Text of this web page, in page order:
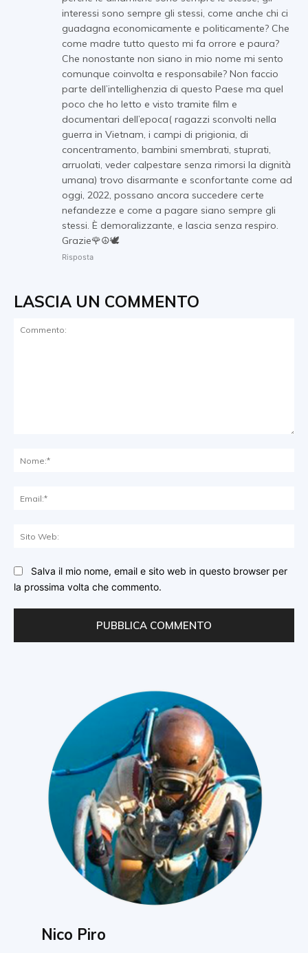
interessi sono sempre gli stessi, come anche chi ci
guadagna economicamente e politicamente? Che
come madre tutto questo mi fa orrore e paura?
Che nonostante non siano in mio nome mi sento
comunque coinvolta e responsabile? Non faccio
parte dell’intellighenzia di questo Paese ma quel
poco che ho letto e visto tramite film e
documentari dell’epoca( ragazzi sconvolti nella
guerra in Vietnam, i campi di prigionia, di
concentramento, bambini smembrati, stuprati,
arruolati, veder calpestare senza rimorsi la dignità
umana) trovo disarmante e sconfortante come ad
oggi, 2022, possano ancora succedere certe
nefandezze e come a pagare siano sempre gli
stessi. È demoralizzante, e lascia senza respiro.
Grazie🌹☮️🕊️
Risposta
LASCIA UN COMMENTO
Salva il mio nome, email e sito web in questo browser per
la prossima volta che commento.
Nico Piro